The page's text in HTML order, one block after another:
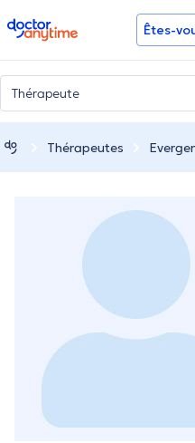
doctoranytime Êtes-
Thérapeutes